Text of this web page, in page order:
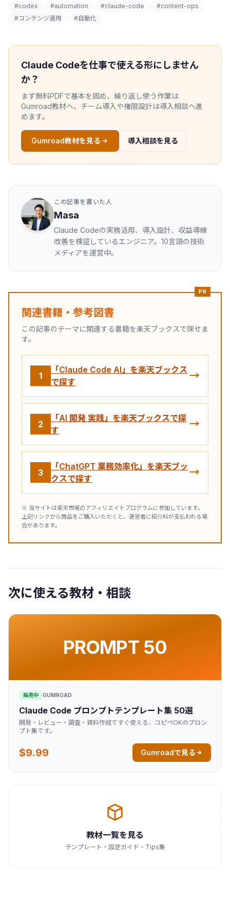
#codex #automation #claude-code
#content-ops
#コンテンツ運用
#自動化
Claude Codeを仕事で使える形にしません
か？
まず無料PDFで基本を固め、繰り返し使う作業は
Gumroad教材へ、チーム導入や権限設計は導入相談へ進
めます。
Gumroad教材を見る 導入相談を見る
この記事を書いた人
Masa
Claude Codeの実務活用、導入設計、収益導線
改善を検証しているエンジニア。10言語の技術
メディアを運営中。
PR
関連書籍・参考図書
この記事のテーマに関連する書籍を楽天ブックスで探せま
す。
1
「Claude Code AI」を楽天ブックス
で探す
→
2
「AI 開発 実践」を楽天ブックスで探
す
→
3
「ChatGPT 業務効率化」を楽天ブッ
クスで探す
→
※ 当サイトは楽天市場のアフィリエイトプログラムに参加しています。
上記リンクから商品をご購入いただくと、運営者に紹介料が支払われる場
合があります。
次に使える教材・相談
PROMPT 50
販売中 GUMROAD
Claude Code プロンプトテンプレート集 50選
開発・レビュー・調査・資料作成ですぐ使える、コピペOKのプロン
プト集です。
$9.99 Gumroadで見る
教材一覧を見る
テンプレート・設定ガイド・Tips集